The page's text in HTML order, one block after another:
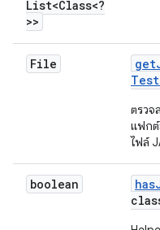
List<Class<?
>>
File get
Test
ตรวจ
แฟกต์
ไฟล์
boolean has